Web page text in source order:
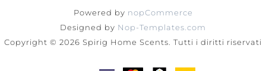
Powered by nopCommerce
Designed by Nop-Templates.com
Copyright © 2026 Spirig Home Scents. Tutti i diritti riservati